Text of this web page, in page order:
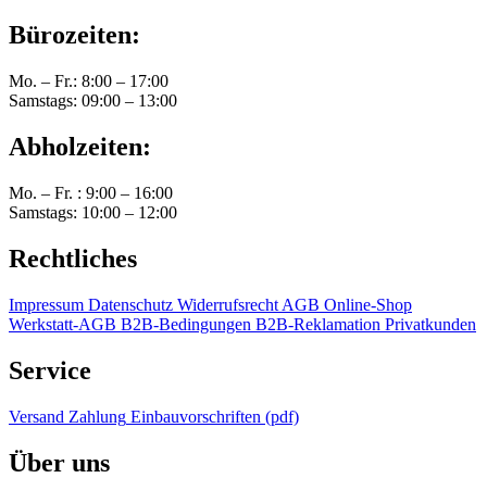
Bürozeiten:
Mo. – Fr.: 8:00 – 17:00
Samstags: 09:00 – 13:00
Abholzeiten:
Mo. – Fr. : 9:00 – 16:00
Samstags: 10:00 – 12:00
Rechtliches
Impressum Datenschutz Widerrufsrecht AGB Online-Shop
Werkstatt-AGB B2B-Bedingungen B2B-Reklamation Privatkunden
Service
Versand Zahlung Einbauvorschriften (pdf)
Über uns